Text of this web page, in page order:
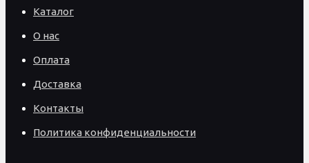
Каталог
О нас
Оплата
Доставка
Контакты
Политика конфиденциальности